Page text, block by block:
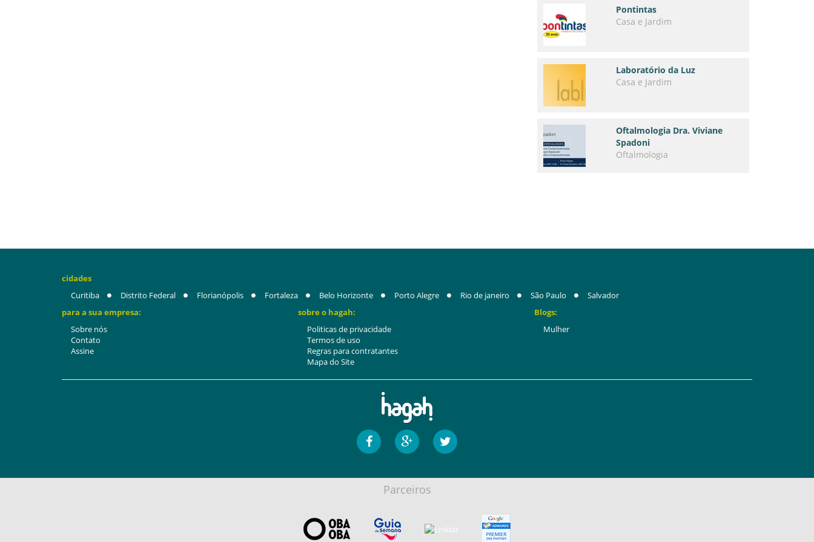
Pontintas
Casa e Jardim
Laboratório da Luz
Casa e Jardim
Oftalmologia Dra. Viviane
Spadoni
Oftalmologia
cidades
Curitiba
Distrito Federal Florianópolis Fortaleza Belo Horizonte Porto Alegre Rio de janeiro São Paulo
Salvador
para a sua empresa:
Sobre nós
Contato
Assine
sobre o hagah:
Politicas de privacidade
Termos de uso
Regras para contratantes
Mapa do Site
Blogs:
Mulher
Parceiros